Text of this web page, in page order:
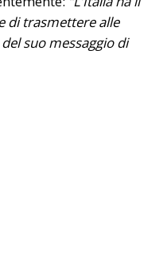
di trasmettere alle
suo messaggio di